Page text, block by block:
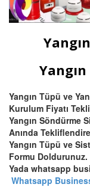
Yangın Tüpü ve
Kurulum Fiyatı
Yangın Söndürme
Anında
Yangın Tüpü ve
Formu Doldurunuz.
Yada whatsapp
Whatsapp